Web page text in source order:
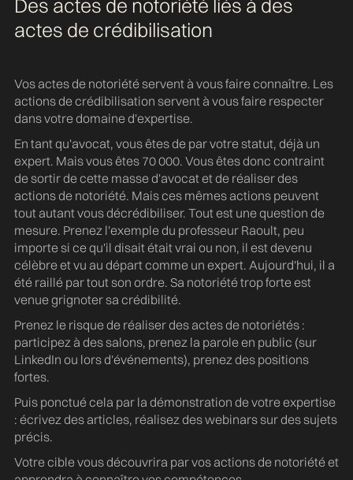
Des actes de notoriété liés à des
actes de crédibilisation
Vos actes de notoriété servent à vous faire connaître. Les
actions de crédibilisation servent à vous faire respecter
dans votre domaine d'expertise.
En tant qu'avocat, vous êtes de par votre statut, déjà un
expert. Mais vous êtes 70 000. Vous êtes donc contraint
de sortir de cette masse d'avocat et de réaliser des
actions de notoriété. Mais ces mêmes actions peuvent
tout autant vous décrédibiliser. Tout est une question de
mesure. Prenez l'exemple du professeur Raoult, peu
importe si ce qu'il disait était vrai ou non, il est devenu
célèbre et vu au départ comme un expert. Aujourd'hui, il a
été raillé par tout son ordre. Sa notoriété trop forte est
venue grignoter sa crédibilité.
Prenez le risque de réaliser des actes de notoriétés :
participez à des salons, prenez la parole en public (sur
LinkedIn ou lors d'événements), prenez des positions
fortes.
Puis ponctué cela par la démonstration de votre expertise
: écrivez des articles, réalisez des webinars sur des sujets
précis.
Votre cible vous découvrira par vos actions de notoriété et